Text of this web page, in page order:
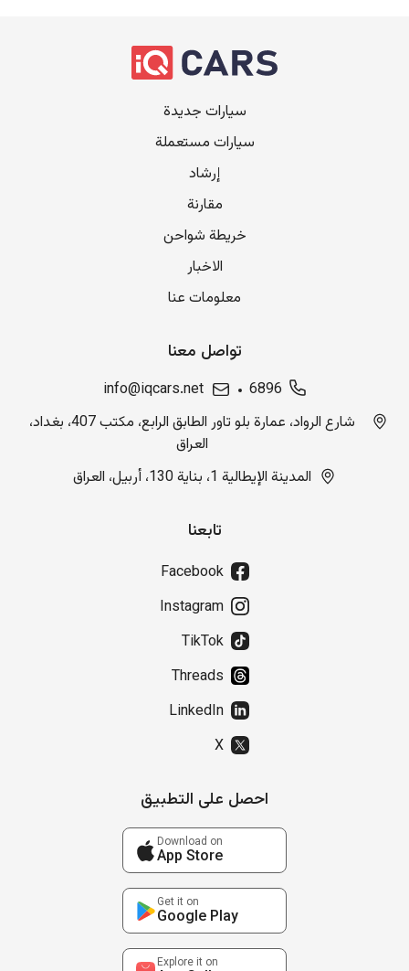
سيارات جديدة
سيارات مستعملة
إرشاد
مقارنة
خريطة شواحن
الاخبار
معلومات عنا
تواصل معنا
6896
info@iqcars.net
شارع الرواد، عمارة بلو تاور الطابق الرابع، مكتب 407، بغداد،
العراق
المدينة الإيطالية 1، بناية 130، أربيل، العراق
تابعنا
Facebook
Instagram
TikTok
Threads
LinkedIn
X
احصل على التطبيق
Download on
App Store
Get it on
Google Play
Explore it on